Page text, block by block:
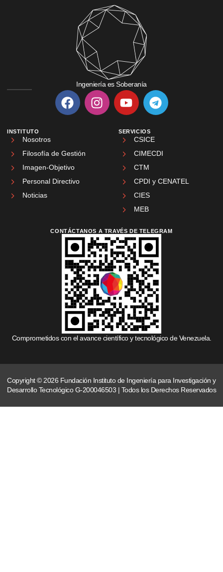
Ingeniería es Soberanía
INSTITUTO
Nosotros
Filosofía de Gestión
Imagen-Objetivo
Personal Directivo
Noticias
SERVICIOS
CSICE
CIMECDI
CTM
CPDI y CENATEL
CIES
MEB
CONTÁCTANOS A TRAVÉS DE TELEGRAM
Comprometidos con el avance científico y tecnológico de Venezuela.
Copyright © 2026 Fundación Instituto de Ingeniería para Investigación y
Desarrollo Tecnológico G-200046503 | Todos los Derechos Reservados